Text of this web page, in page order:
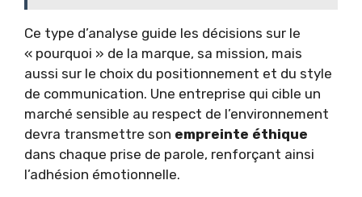
Ce type d’analyse guide les décisions sur le
« pourquoi » de la marque, sa mission, mais
aussi sur le choix du positionnement et du style
de communication. Une entreprise qui cible un
marché sensible au respect de l’environnement
devra transmettre son empreinte éthique
dans chaque prise de parole, renforçant ainsi
l’adhésion émotionnelle.